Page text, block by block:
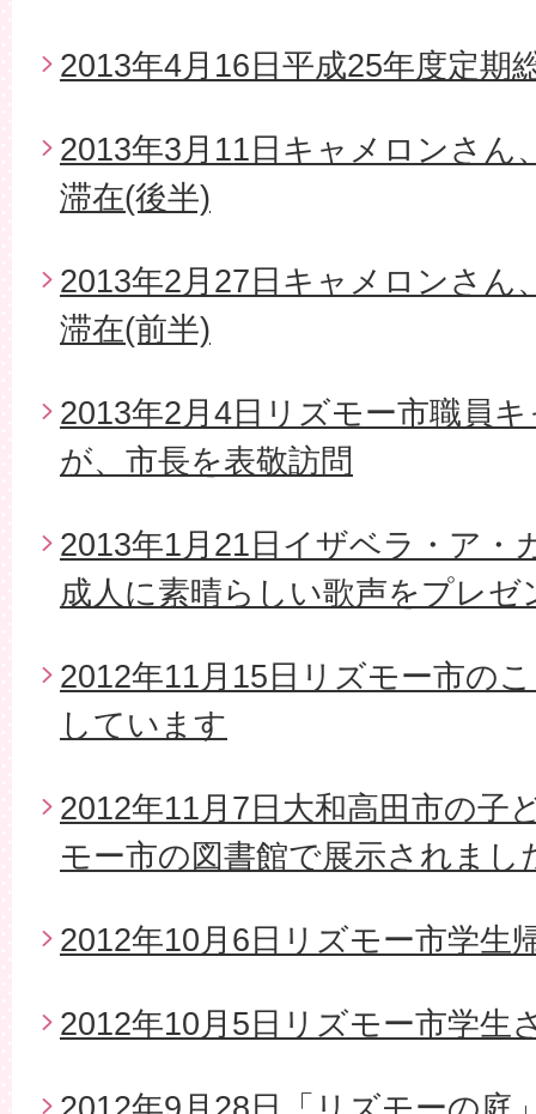
2013年4月16日平成25年度定期
2013年3月11日キャメロンさん
滞在(後半)
2013年2月27日キャメロンさん
滞在(前半)
2013年2月4日リズモー市職員
が、市長を表敬訪問
2013年1月21日イザベラ・ア・
成人に素晴らしい歌声をプレ
2012年11月15日リズモー市の
しています
2012年11月7日大和高田市の子
モー市の図書館で展示されまし
2012年10月6日リズモー市学生
2012年10月5日リズモー市学生